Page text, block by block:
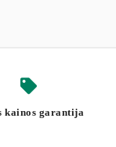
šią stovinčią
kainos garantija